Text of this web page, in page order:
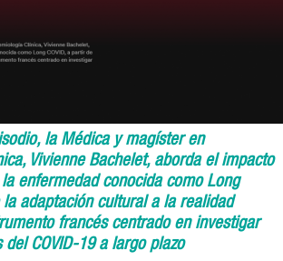
la Médica y magíster en
Vivienne Bachelet, aborda el impacto
enfermedad conocida como Long
la adaptación cultural a la realidad
francés centrado en investigar
COVID-19 a largo plazo